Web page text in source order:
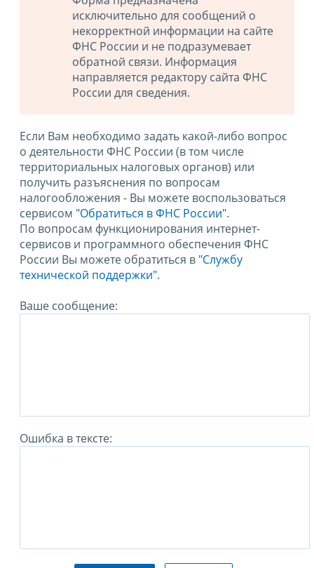
исключительно для сообщений о
некорректной информации на сайте
ФНС России и не подразумевает
обратной связи. Информация
направляется редактору сайта ФНС
России для сведения.
Если Вам необходимо задать какой-либо вопрос
о деятельности ФНС России (в том числе
территориальных налоговых органов) или
получить разъяснения по вопросам
налогообложения - Вы можете воспользоваться
сервисом "Обратиться в ФНС России".
По вопросам функционирования интернет-
сервисов и программного обеспечения ФНС
России Вы можете обратиться в "Службу
технической поддержки".
Ваше сообщение:
Ошибка в тексте: